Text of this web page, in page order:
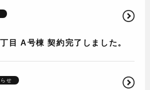
目 A号棟 契約完了しました。
せ